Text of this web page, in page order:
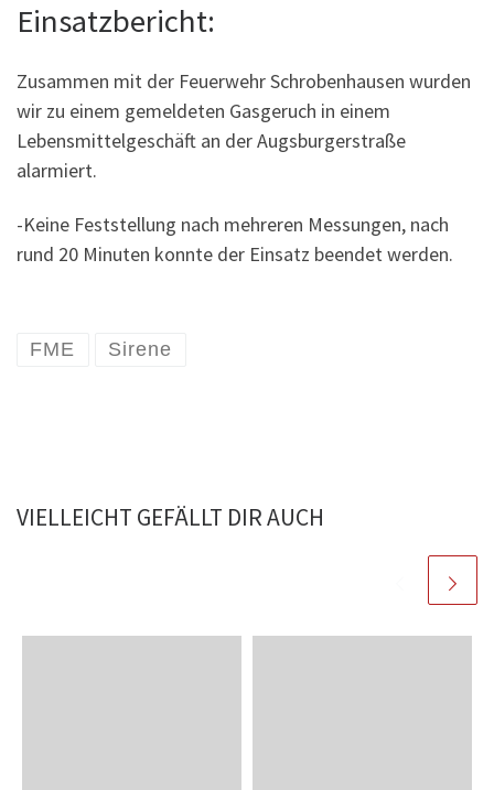
Einsatzbericht:
Zusammen mit der Feuerwehr Schrobenhausen wurden
wir zu einem gemeldeten Gasgeruch in einem
Lebensmittelgeschäft an der Augsburgerstraße
alarmiert.
-Keine Feststellung nach mehreren Messungen, nach
rund 20 Minuten konnte der Einsatz beendet werden.
FME Sirene
VIELLEICHT GEFÄLLT DIR AUCH